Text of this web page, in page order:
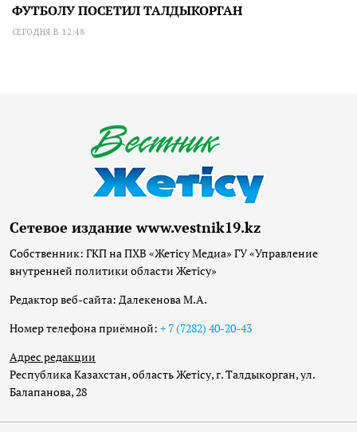
ФУТБОЛУ ПОСЕТИЛ ТАЛДЫКОРГАН
СЕГОДНЯ В 12:48
Сетевое издание www.vestnik19.kz
Собственник: ГКП на ПХВ «Жетісу Медиа» ГУ «Управление
внутренней политики области Жетісу»
Редактор веб-сайта: Далекенова М.А.
Номер телефона приёмной: + 7 (7282) 40-20-43
Адрес редакции
Республика Казахстан, область Жетісу, г. Талдыкорган, ул.
Балапанова, 28